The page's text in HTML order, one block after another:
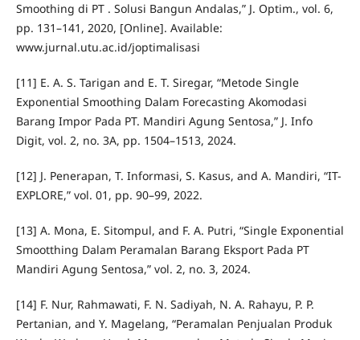
Smoothing di PT . Solusi Bangun Andalas,” J. Optim., vol. 6,
pp. 131–141, 2020, [Online]. Available:
www.jurnal.utu.ac.id/joptimalisasi
[11] E. A. S. Tarigan and E. T. Siregar, “Metode Single
Exponential Smoothing Dalam Forecasting Akomodasi
Barang Impor Pada PT. Mandiri Agung Sentosa,” J. Info
Digit, vol. 2, no. 3A, pp. 1504–1513, 2024.
[12] J. Penerapan, T. Informasi, S. Kasus, and A. Mandiri, “IT-
EXPLORE,” vol. 01, pp. 90–99, 2022.
[13] A. Mona, E. Sitompul, and F. A. Putri, “Single Exponential
Smootthing Dalam Peramalan Barang Eksport Pada PT
Mandiri Agung Sentosa,” vol. 2, no. 3, 2024.
[14] F. Nur, Rahmawati, F. N. Sadiyah, N. A. Rahayu, P. P.
Pertanian, and Y. Magelang, “Peramalan Penjualan Produk